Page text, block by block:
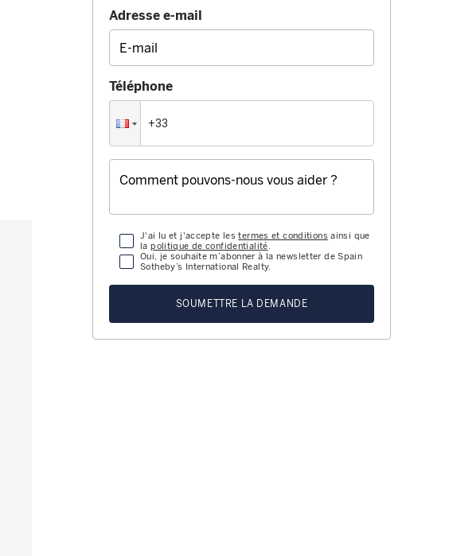
Adresse e-mail
Téléphone
J'ai lu et j'accepte lestermes et conditions ainsi que
lapolitique de confidentialité.
Oui, je souhaite m’abonner à la newsletter de Spain
Sotheby’s International Realty.
SOUMETTRE LA DEMANDE